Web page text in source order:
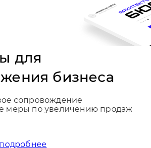
для
бизнеса
сопровождение
меры по увеличению продаж